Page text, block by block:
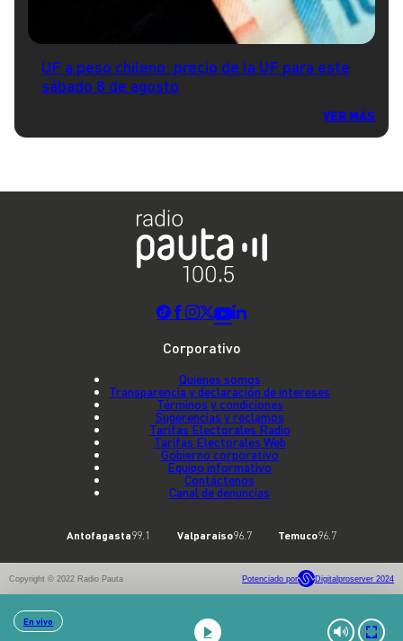
UF a peso chileno: precio de la UF para este
sábado 8 de agosto
VER MÁS
En vivo
Corporativo
Quienes somos
Transparencia y declaración de intereses
Términos y condiciones
Sugerencias y reclamos
Tarifas Electorales Radio
Tarifas Electorales Web
Gobierno corporativo
Equipo informativo
Contáctenos
Canal de denuncias
Antofagasta99.1 Valparaíso96.7 Temuco96.7
Copyright © 2022 Radio Pauta Potenciado por Digitalproserver 2024